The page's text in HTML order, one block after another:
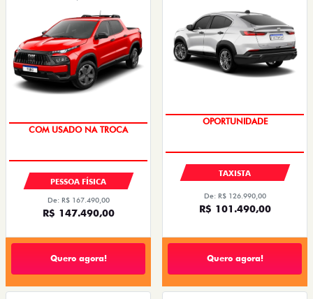
OPORTUNIDADE
PESSOA FÍSICA
De: R$ 167.490,00
R$ 147.490,00
Quero agora!
OPORTUNIDADE
TAXISTA
De: R$ 126.990,00
R$ 101.490,00
Quero agora!